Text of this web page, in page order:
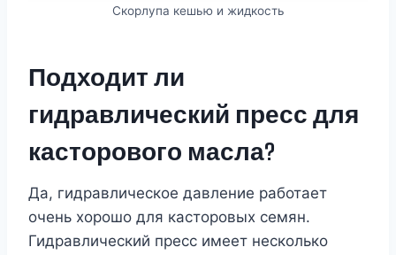
Скорлупа кешью и жидкость
Подходит ли
гидравлический пресс для
касторового масла?
Да, гидравлическое давление работает
очень хорошо для касторовых семян.
Гидравлический пресс имеет несколько